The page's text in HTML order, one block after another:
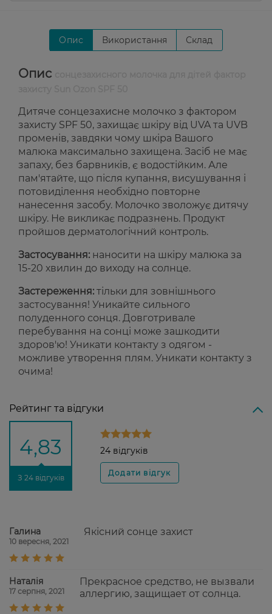
Опис Використання Склад
Опис
Дитяче сонцезахисне молочко з фактором
захиcту SPF 50, захищає шкіру від UVA та UVB
променів, завдяки чому шкіра Вашого
малюка максимально захищена. Засіб не має
запаху, без барвників, є водостійким. Але
пам'ятайте, що після купання, висушування і
потовиділення необхідно повторне
нанесення засобу. Молочко зволожує дитячу
шкіру. Не викликає подразнень. Продукт
пройшов дерматологічний контроль.
Застосування: наносити на шкіру малюка за
15-20 хвилин до виходу на солнце.
Застереження: тільки для зовнішнього
застосування! Уникайте сильного
полуденного сонця. Довготривале
перебування на сонці може зашкодити
здоров'ю! Уникати контакту з одягом -
можливе утворення плям. Уникати контакту з
очима!
Рейтинг та відгуки
4,83
З 24 відгуків
24 відгуків
Галина
10 вересня, 2021
Якісний сонце захист
Наталія
17 серпня, 2021
Прекрасное средство, не вызвали
аллергию, защищает от солнца.